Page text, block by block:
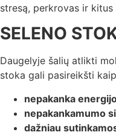
stresą, perkrovas ir
SELENO
Daugelyje šalių atlikti
stoka gali pasireikšti
nepakanka
nepakankamumo
dažniau